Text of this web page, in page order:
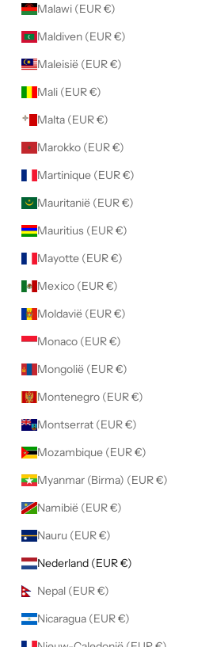
Malawi (EUR €)
Maldiven (EUR €)
Maleisië (EUR €)
Mali (EUR €)
Malta (EUR €)
Marokko (EUR €)
Martinique (EUR €)
Mauritanië (EUR €)
Mauritius (EUR €)
Mayotte (EUR €)
Mexico (EUR €)
Moldavië (EUR €)
Monaco (EUR €)
Mongolië (EUR €)
Montenegro (EUR €)
Montserrat (EUR €)
Mozambique (EUR €)
Myanmar (Birma) (EUR €)
Namibië (EUR €)
Nauru (EUR €)
Nederland (EUR €)
Nepal (EUR €)
Nicaragua (EUR €)